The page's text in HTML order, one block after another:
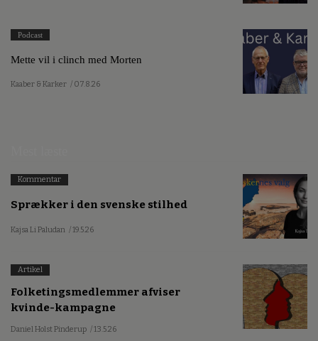
Podcast
Mette vil i clinch med Morten
Kaaber & Karker / 07.8.26
Kommentar
Sprækker i den svenske stilhed
Kajsa Li Paludan / 19.5.26
Artikel
Folketingsmedlemmer afviser
kvinde-kampagne
Daniel Holst Pinderup / 13.5.26